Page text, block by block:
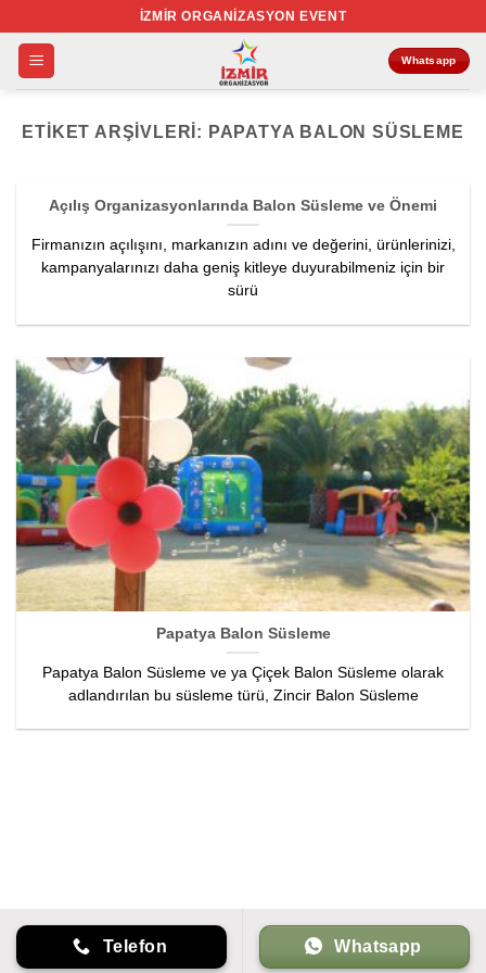
atla
İZMIR ORGANIZASYON EVENT
Whatsapp
ETIKET ARŞIVLERI: PAPATYA BALON SÜSLEME
Açılış Organizasyonlarında Balon Süsleme ve Önemi
Firmanızın açılışını, markanızın adını ve değerini, ürünlerinizi,
kampanyalarınızı daha geniş kitleye duyurabilmeniz için bir
sürü
Papatya Balon Süsleme
Papatya Balon Süsleme ve ya Çiçek Balon Süsleme olarak
adlandırılan bu süsleme türü, Zincir Balon Süsleme
Telefon Whatsapp